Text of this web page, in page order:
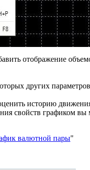
отображение
других
историю
свойств графиком
валютной пары"